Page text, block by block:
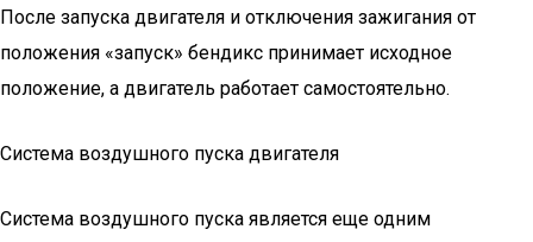
После запуска двигателя и отключения зажигания от
положения «запуск» бендикс принимает исходное
положение, а двигатель работает самостоятельно.
Система воздушного пуска двигателя
Система воздушного пуска является еще одним